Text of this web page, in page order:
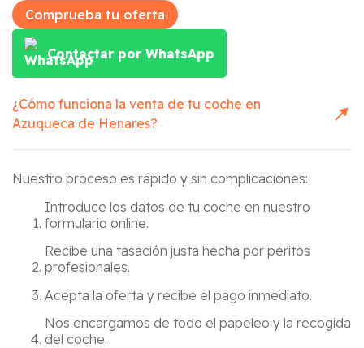
Comprueba tu oferta
Contactar por WhatsApp
¿Cómo funciona la venta de tu coche en
Azuqueca de Henares?
Nuestro proceso es rápido y sin complicaciones:
Introduce los datos de tu coche en nuestro
formulario online.
Recibe una tasación justa hecha por peritos
profesionales.
Acepta la oferta y recibe el pago inmediato.
Nos encargamos de todo el papeleo y la recogida
del coche.